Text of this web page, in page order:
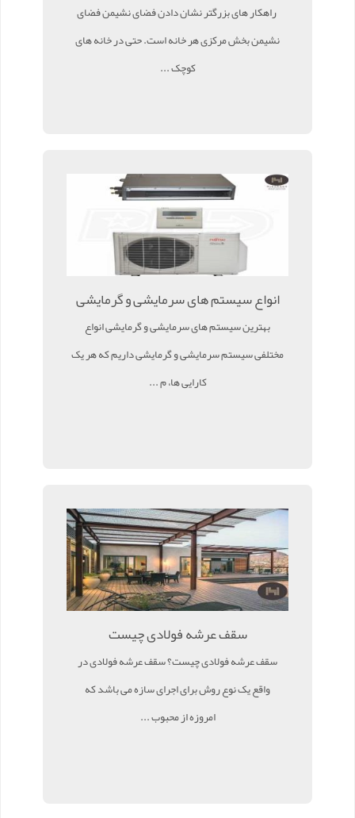
راهکار های بزرگتر نشان دادن فضای نشیمن فضای
نشیمن بخش مرکزی هر خانه است. حتی در خانه های
کوچک ...
انواع سیستم های سرمایشی و گرمایشی
بهترین سیستم های سرمایشی و گرمایشی انواع
مختلفی سیستم سرمایشی و گرمایشی داریم که هر یک
کارایی ها، م ...
سقف عرشه فولادی چیست
سقف عرشه فولادی چیست؟ سقف عرشه فولادی در
واقع یک نوع روش برای اجرای سازه می باشد که
امروزه از محبوب ...